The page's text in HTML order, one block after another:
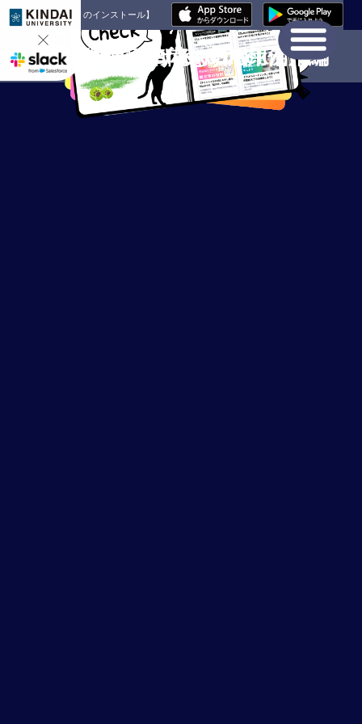
Slackを使う準備をする
お知らせ
各学部のチャットボットがリニューアルされ
【Slackアプリのインストール】
01
Slackを使う準備をする
02
活用の幅を広げる、Slack活用編
03
各学部のチャットボット
04
動画で学ぶ、Slackの活用例
Slackアプリのダウンロードはこちらから